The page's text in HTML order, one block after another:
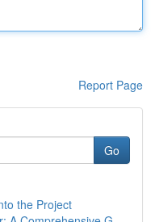
Report Page
Go
the Project